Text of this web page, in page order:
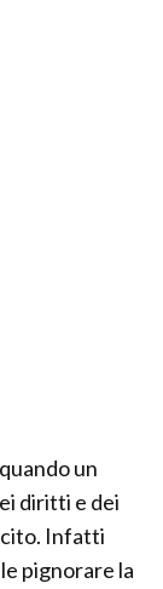
un
diritti e dei
Infatti
pignorare la